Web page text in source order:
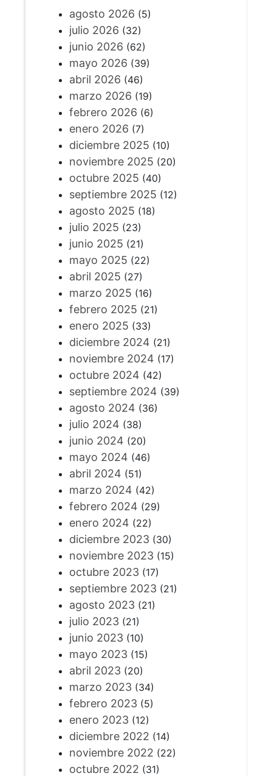
agosto 2026 (5)
julio 2026 (32)
junio 2026 (62)
mayo 2026 (39)
abril 2026 (46)
marzo 2026 (19)
febrero 2026 (6)
enero 2026 (7)
diciembre 2025 (10)
noviembre 2025 (20)
octubre 2025 (40)
septiembre 2025 (12)
agosto 2025 (18)
julio 2025 (23)
junio 2025 (21)
mayo 2025 (22)
abril 2025 (27)
marzo 2025 (16)
febrero 2025 (21)
enero 2025 (33)
diciembre 2024 (21)
noviembre 2024 (17)
octubre 2024 (42)
septiembre 2024 (39)
agosto 2024 (36)
julio 2024 (38)
junio 2024 (20)
mayo 2024 (46)
abril 2024 (51)
marzo 2024 (42)
febrero 2024 (29)
enero 2024 (22)
diciembre 2023(30)
noviembre 2023(15)
octubre 2023(17)
septiembre 2023(21)
agosto 2023(21)
julio 2023(21)
junio 2023(10)
mayo 2023(15)
abril 2023(20)
marzo 2023(34)
febrero 2023(5)
enero 2023(12)
diciembre 2022 (14)
noviembre 2022 (22)
octubre 2022 (31)